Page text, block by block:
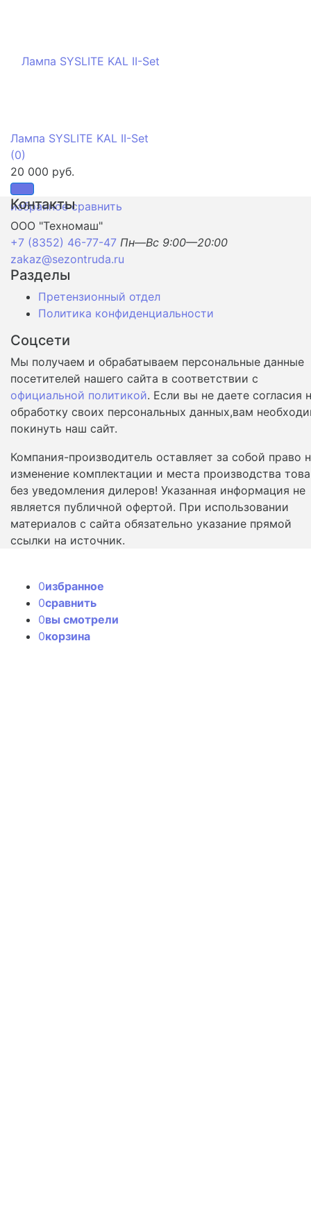
избранное сравнить
Лампа SYSLITE KAL II-Set
(0)
20 000 руб.
Контакты
ООО "Техномаш"
+7 (8352) 46-77-47 Пн—Вс 9:00—20:00
zakaz@sezontruda.ru
Разделы
Претензионный отдел
Политика конфиденциальности
Соцсети
Мы получаем и обрабатываем персональные данные
посетителей нашего сайта в соответствии с
официальной политикой. Если вы не даете согласия
обработку своих персональных данных,вам
покинуть наш сайт.
Компания-производитель оставляет за собой право
изменение комплектации и места производства
без уведомления дилеров! Указанная информация не
является публичной офертой. При использовании
материалов с сайта обязательно указание прямой
ссылки на источник.
0избранное
0сравнить
0вы смотрели
0корзина